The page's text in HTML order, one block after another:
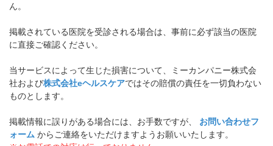
ん。
掲載されている医院を受診される場合は、事前に必ず該当の医院
に直接ご確認ください。
当サービスによって生じた損害について、ミーカンパニー株式会
社および株式会社eヘルスケアではその賠償の責任を一切負わない
ものとします。
掲載情報に誤りがある場合には、お手数ですが、
お問い合わせフ
ォーム からご連絡をいただけますようお願いいたします。